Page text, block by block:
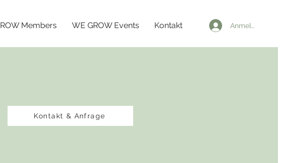
Members WE GROW Events Kontakt Anmelden
Kontakt & Anfrage